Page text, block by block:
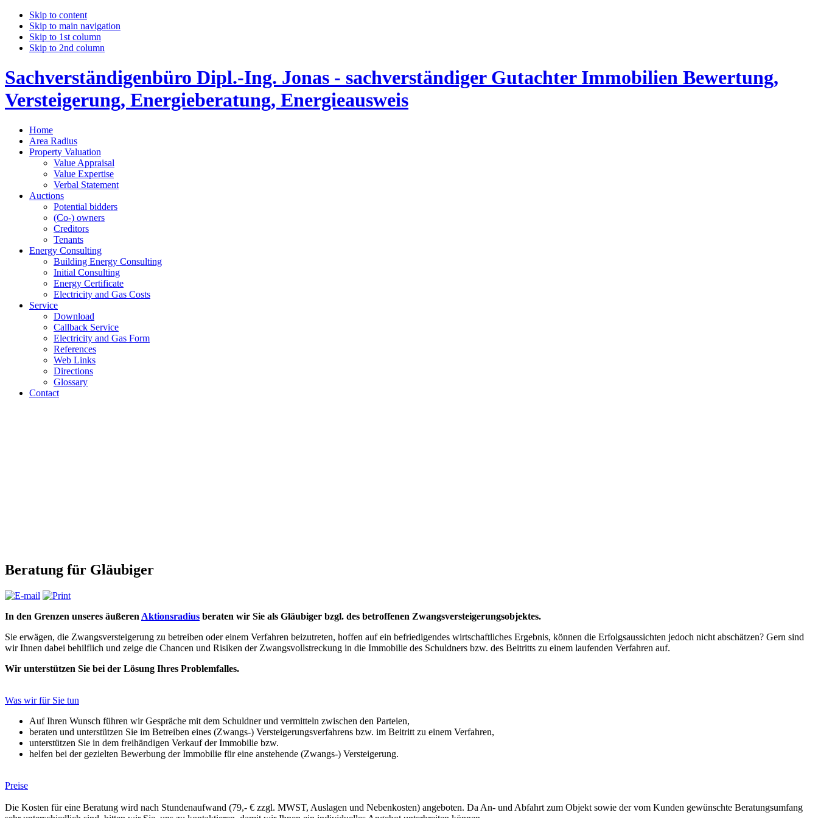
Skip to content
Skip to main navigation
Skip to 1st column
Skip to 2nd column
Sachverständigenbüro Dipl.-Ing. Jonas - sachverständiger Gutachter Immobilien Bewertung,
Versteigerung, Energieberatung, Energieausweis
Home
Area Radius
Property Valuation
Value Appraisal
Value Expertise
Verbal Statement
Auctions
Potential bidders
(Co-) owners
Creditors
Tenants
Energy Consulting
Building Energy Consulting
Initial Consulting
Energy Certificate
Electricity and Gas Costs
Service
Download
Callback Service
Electricity and Gas Form
References
Web Links
Directions
Glossary
Contact
Beratung für Gläubiger
In den Grenzen unseres äußeren Aktionsradius beraten wir Sie als Gläubiger bzgl. des betroffenen Zwangsversteigerungsobjektes.
Sie erwägen, die Zwangsversteigerung zu betreiben oder einem Verfahren beizutreten, hoffen auf ein befriedigendes wirtschaftliches Ergebnis, können die Erfolgsaussichten jedoch nicht abschätzen? Gern sind
wir Ihnen dabei behilflich und zeige die Chancen und Risiken der Zwangsvollstreckung in die Immobilie des Schuldners bzw. des Beitritts zu einem laufenden Verfahren auf.
Wir unterstützen Sie bei der Lösung Ihres Problemfalles.
Was wir für Sie tun
Auf Ihren Wunsch führen wir Gespräche mit dem Schuldner und vermitteln zwischen den Parteien,
beraten und unterstützen Sie im Betreiben eines (Zwangs-) Versteigerungsverfahrens bzw. im Beitritt zu einem Verfahren,
unterstützen Sie in dem freihändigen Verkauf der Immobilie bzw.
helfen bei der gezielten Bewerbung der Immobilie für eine anstehende (Zwangs-) Versteigerung.
Preise
Die Kosten für eine Beratung wird nach Stundenaufwand (79,- € zzgl. MWST, Auslagen und Nebenkosten) angeboten. Da An- und Abfahrt zum Objekt sowie der vom Kunden gewünschte Beratungsumfang